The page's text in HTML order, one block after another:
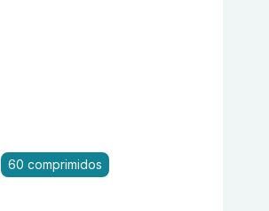
60 comprimidos